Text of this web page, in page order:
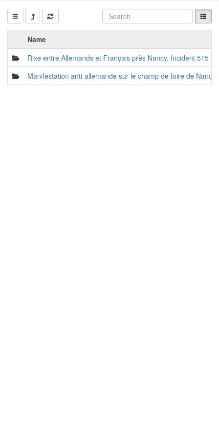
Name
Rixe entre Allemands et Français près Nancy. Incident 515
Manifestation anti-allemande sur le champ de foire de